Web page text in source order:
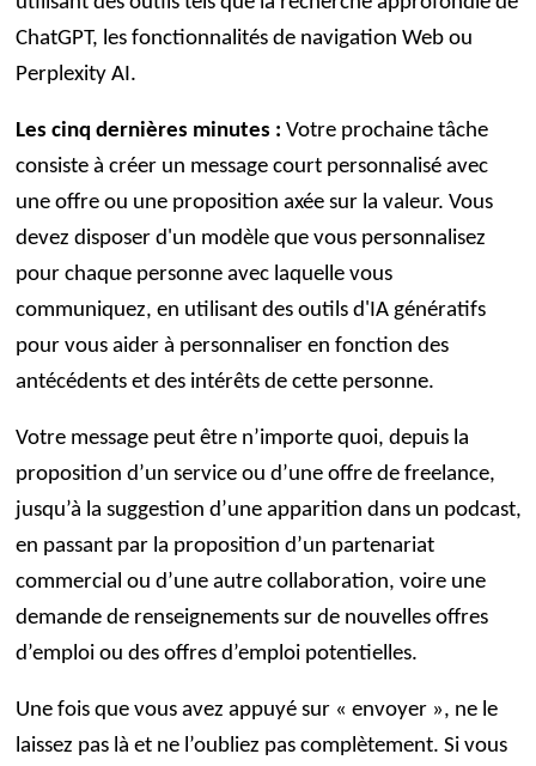
ChatGPT, les fonctionnalités de navigation Web ou
Perplexity AI.
Les cinq dernières minutes : Votre prochaine tâche
consiste à créer un message court personnalisé avec
une offre ou une proposition axée sur la valeur. Vous
devez disposer d'un modèle que vous personnalisez
pour chaque personne avec laquelle vous
communiquez, en utilisant des outils d'IA génératifs
pour vous aider à personnaliser en fonction des
antécédents et des intérêts de cette personne.
Votre message peut être n’importe quoi, depuis la
proposition d’un service ou d’une offre de freelance,
jusqu’à la suggestion d’une apparition dans un podcast,
en passant par la proposition d’un partenariat
commercial ou d’une autre collaboration, voire une
demande de renseignements sur de nouvelles offres
d’emploi ou des offres d’emploi potentielles.
Une fois que vous avez appuyé sur « envoyer », ne le
laissez pas là et ne l’oubliez pas complètement. Si vous